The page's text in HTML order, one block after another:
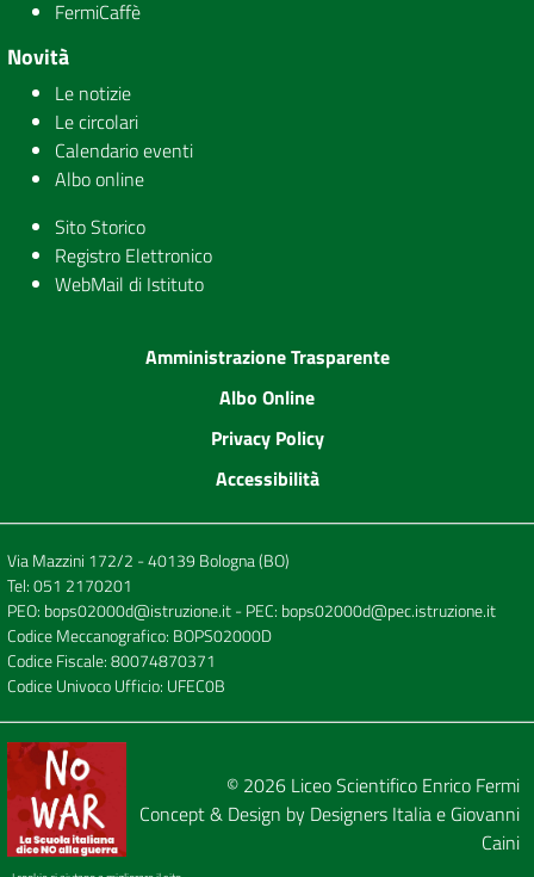
FermiCaffè
Novità
Le notizie
Le circolari
Calendario eventi
Albo online
Sito Storico
Registro Elettronico
WebMail di Istituto
Amministrazione Trasparente
Albo Online
Privacy Policy
Accessibilità
Via Mazzini 172/2 - 40139 Bologna (BO)
Tel:051 2170201
PEO: bops02000d@istruzione.it- PEC: bops02000d@pec.istruzione.it
Codice Meccanografico: BOPS02000D
Codice Fiscale: 80074870371
Codice Univoco Ufficio: UFEC0B
© 2026 Liceo Scientifico Enrico Fermi
Concept & Design by Designers Italiae Giovanni
Caini